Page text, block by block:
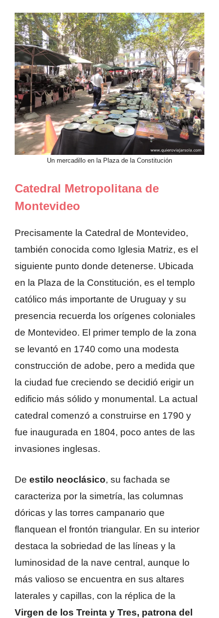
Un mercadillo en la Plaza de la Constitución
Catedral Metropolitana de
Montevideo
Precisamente la Catedral de Montevideo,
también conocida como Iglesia Matriz, es el
siguiente punto donde detenerse. Ubicada
en la Plaza de la Constitución, es el templo
católico más importante de Uruguay y su
presencia recuerda los orígenes coloniales
de Montevideo. El primer templo de la zona
se levantó en 1740 como una modesta
construcción de adobe, pero a medida que
la ciudad fue creciendo se decidió erigir un
edificio más sólido y monumental. La actual
catedral comenzó a construirse en 1790 y
fue inaugurada en 1804, poco antes de las
invasiones inglesas.
De estilo neoclásico, su fachada se
caracteriza por la simetría, las columnas
dóricas y las torres campanario que
flanquean el frontón triangular. En su interior
destaca la sobriedad de las líneas y la
luminosidad de la nave central, aunque lo
más valioso se encuentra en sus altares
laterales y capillas, con la réplica de la
Virgen de los Treinta y Tres, patrona del